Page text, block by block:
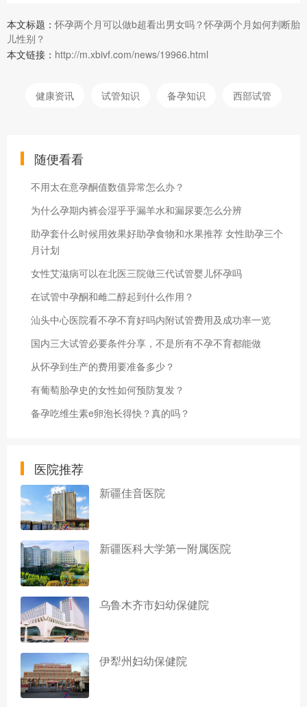
本文标题：怀孕两个月可以做b超看出男女吗？怀孕两个月如何判断胎
儿性别？
本文链接： http://m.xbivf.com/news/19966.html
健康资讯 试管知识 备孕知识 西部试管
随便看看
不用太在意孕酮值数值异常怎么办？
为什么孕期内裤会湿乎乎漏羊水和漏尿要怎么分辨
助孕套什么时候用效果好助孕食物和水果推荐 女性助孕三个
月计划
女性艾滋病可以在北医三院做三代试管婴儿怀孕吗
在试管中孕酮和雌二醇起到什么作用？
汕头中心医院看不孕不育好吗内附试管费用及成功率一览
国内三大试管必要条件分享，不是所有不孕不育都能做
从怀孕到生产的费用要准备多少？
有葡萄胎孕史的女性如何预防复发？
备孕吃维生素e卵泡长得快？真的吗？
医院推荐
新疆佳音医院
新疆医科大学第一附属医院
乌鲁木齐市妇幼保健院
伊犁州妇幼保健院